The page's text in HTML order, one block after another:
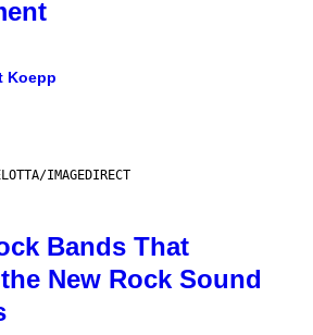
Koepp
IMAGEDIRECT
Bands That
New Rock Sound